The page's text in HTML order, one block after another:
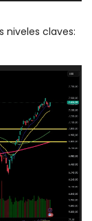
niveles claves: